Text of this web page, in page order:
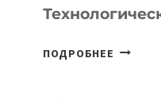
ПОДРОБНЕЕ ОТКРЫТ